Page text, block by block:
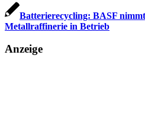
Batterierecycling: BASF
Metallraffinerie in Betrieb
Anzeige